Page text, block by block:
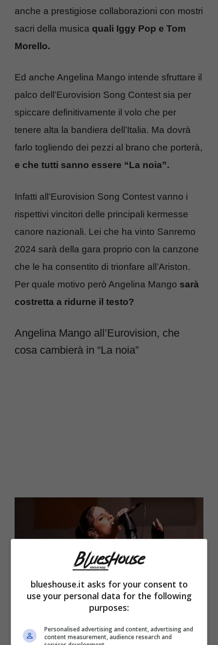
anche a prestigiose collaborazioni con mostri
sacri della musica quali Iggy Pop e Tom
Morello.
Ed anche Angelina Mango intende sfruttare il
palco dell’Eurovision Song Contest sia per
spiccare definitivamente il volo che per
tenere alta la bandiera dell’Italia. Ma dovrà
farlo togliendo dei pezzi al brano che porterà,
e che tutti sanno essere “La noia”.
Infatti all’Eurovision Song Contest vanno i
rispettivi vincitori delle principali kermesse
canore nazionali. Lei che ha vinto Sanremo
2024 sarà della gara proprio con la canzone
che le ha consentito di trionfare all’Ariston.
Per quale motivo però Angelina Mango sarà
costretta a ridurne il testo?
Angelina Mango all’Eurovision, che
cosa cambierà in “La noia”
Angelina Mango canta (Blueshouse.it)
blueshouse.it asks for your consent to
use your personal data for the following
purposes:
Personalised advertising and content, advertising and
content measurement, audience research and